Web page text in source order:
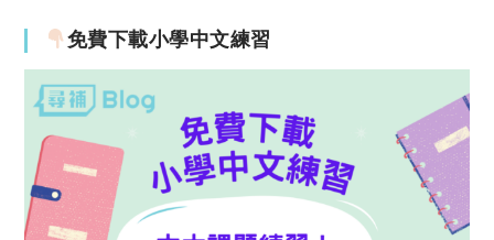
免費下載小學中文練習